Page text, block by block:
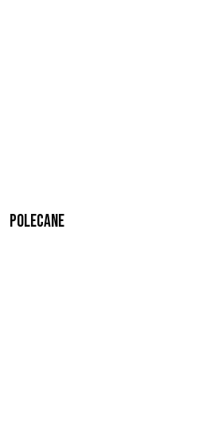
Polecane